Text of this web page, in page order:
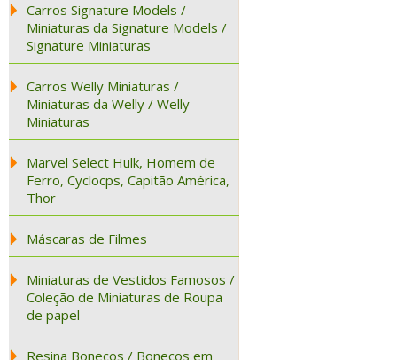
Carros Signature Models /
Miniaturas da Signature Models /
Signature Miniaturas
Carros Welly Miniaturas /
Miniaturas da Welly / Welly
Miniaturas
Marvel Select Hulk, Homem de
Ferro, Cyclocps, Capitão América,
Thor
Máscaras de Filmes
Miniaturas de Vestidos Famosos /
Coleção de Miniaturas de Roupa
de papel
Resina Bonecos / Bonecos em